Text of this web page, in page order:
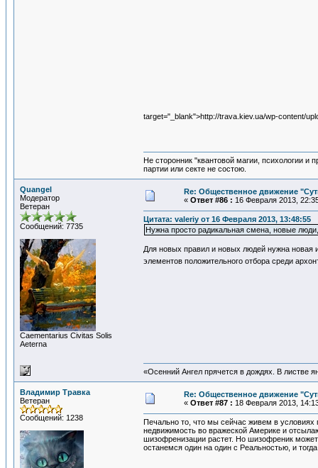
target="_blank">http://trava.kiev.ua/wp-content/
Не сторонник "квантовой магии, психологии и
партии или секте не состою.
Quangel
Модератор
Ветеран
Сообщений: 7735
Сaementarius Civitas Solis
Aeterna
Re: Общественное движение
« Ответ #86 : 16 Февраля 2013,
Цитата: valeriy от 16 Февраля 2013, 13:48:55
Нужна просто радикальная смена, новые
Для новых правил и новых людей нужна новая
элементов положительного отбора среди
«Осенний Ангел прячется в дождях. В листве
Владимир Травка
Ветеран
Сообщений: 1238
Re: Общественное движение
« Ответ #87 : 18 Февраля 2013,
Печально то, что мы сейчас живем в
недвижимость во вражеской Америке и
шизофренизации растет. Но шизофреник
останемся один на один с Реальностью, и